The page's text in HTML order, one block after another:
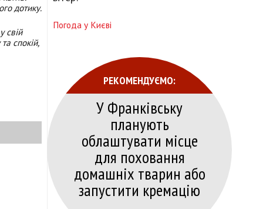
дотику.
свій
спокій,
Погода у Києві
РЕКОМЕНДУЄМО:
У Франківську
планують
облаштувати місце
для поховання
домашніх тварин або
запустити кремацію